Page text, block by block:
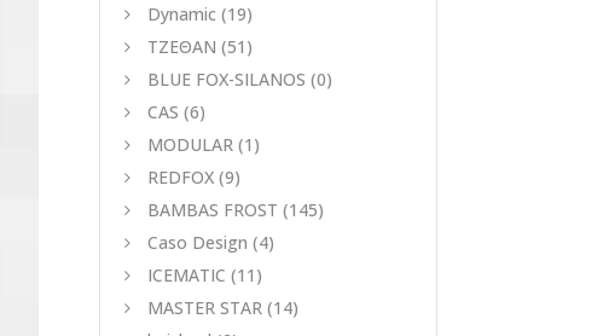
Dynamic (19)
ΤΖΕΘΑΝ (51)
BLUE FOX-SILANOS (0)
CAS (6)
MODULAR (1)
REDFOX (9)
BAMBAS FROST (145)
Caso Design (4)
ICEMATIC (11)
MASTER STAR (14)